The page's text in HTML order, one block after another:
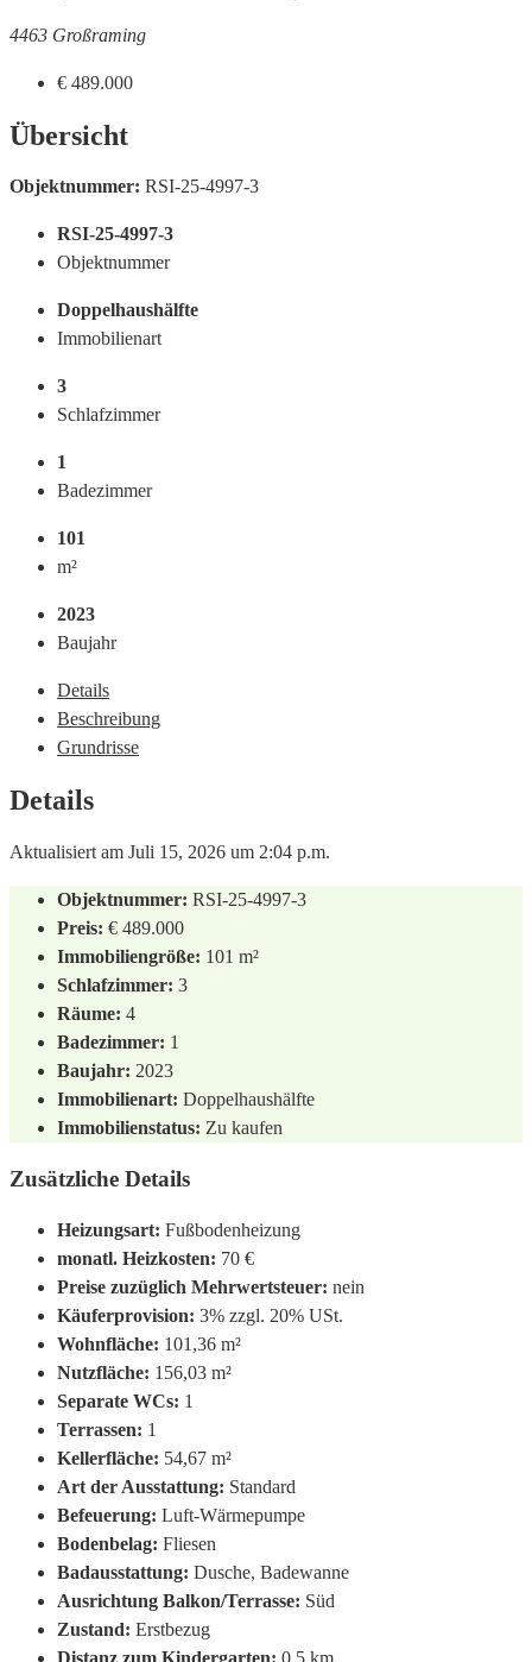
4463 Großraming
€ 489.000
Übersicht
Objektnummer: RSI-25-4997-3
RSI-25-4997-3
Objektnummer
Doppelhaushälfte
Immobilienart
3
Schlafzimmer
1
Badezimmer
101
m²
2023
Baujahr
Details
Beschreibung
Grundrisse
Details
Aktualisiert am Juli 15, 2026 um 2:04 p.m.
Objektnummer: RSI-25-4997-3
Preis: € 489.000
Immobiliengröße: 101 m²
Schlafzimmer: 3
Räume: 4
Badezimmer: 1
Baujahr: 2023
Immobilienart: Doppelhaushälfte
Immobilienstatus: Zu kaufen
Zusätzliche Details
Heizungsart: Fußbodenheizung
monatl. Heizkosten: 70 €
Preise zuzüglich Mehrwertsteuer: nein
Käuferprovision: 3% zzgl. 20% USt.
Wohnfläche: 101,36 m²
Nutzfläche: 156,03 m²
Separate WCs: 1
Terrassen: 1
Kellerfläche: 54,67 m²
Art der Ausstattung: Standard
Befeuerung: Luft-Wärmepumpe
Bodenbelag: Fliesen
Badausstattung: Dusche, Badewanne
Ausrichtung Balkon/Terrasse: Süd
Zustand: Erstbezug
Distanz zum Kindergarten: 0,5 km